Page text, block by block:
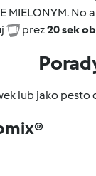
MIELONYM.
prez20 sek
lub jako